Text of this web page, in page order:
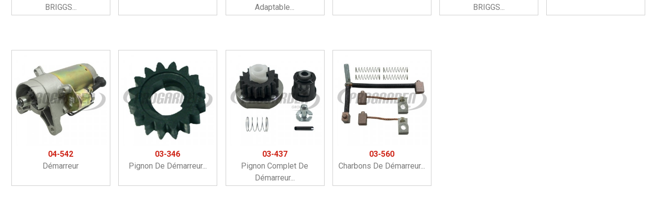
BRIGGS...
Adaptable...
BRIGGS...
04-542
Démarreur
03-346
Pignon De Démarreur...
03-437
Pignon Complet De
Démarreur...
03-560
Charbons De Démarreur...